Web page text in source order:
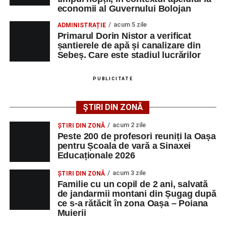
1 Mai, 8 Martie, Decebal, Dumbrava,
Energiei, Grădinilor, Industriilor, Liviu Rebreanu, Mihai
Eminescu, Progresului, Rozelor, Săsească, Simion
Bărnuțiu, Unirii, Zambilelor, Zorilor, Poarta Cimitir.
Bisericii, Scurtă, Ulița de Jos, Ulița de
RĂHĂU –Deasupra, Principală, Școlii.
Adaugă-ne ca sursă preferată
Urmărește-ne pe Google News
Ultimele știri din Sebeș
Primarul Dorin Nistor a subliniat că investițiile în
extinderea rețelelor de apă și canalizare sunt esențiale
pentru dezvoltarea municipiului și pentru creșterea
calității vieții locuitorilor din cartierul vizat. Acesta le-a
mulțumit cetățenilor pentru răbdarea și înțelegerea de
care dau dovadă pe perioada desfășurării lucrărilor, în
Conform estimărilor prezentate de edil, lucrările vor fi
finalizate până la sfârșitul lunii octombrie, urmând ca noile
rețele să fie puse în funcțiune. Administrația locală va
continua să monitorizeze îndeaproape fiecare etapă a
investiției, astfel încât lucrările să fie executate la
standardele prevăzute și să fie încheiate la termen.
Adaugă-ne ca sursă preferată
economii al Guvernului Bolojan
ADMINISTRAȚIE acum 5 zile
Primarul Dorin Nistor a verificat
șantierele de apă și canalizare din
Sebeș. Care este stadiul lucrărilor
PUBLICITATE
ȘTIRI DIN ZONĂ
ȘTIRI DIN ZONĂ acum 2 zile
Peste 200 de profesori reuniți la Oașa
pentru Școala de vară a Sinaxei
Educaționale 2026
ȘTIRI DIN ZONĂ acum 3 zile
Familie cu un copil de 2 ani, salvată
de jandarmii montani din Șugag după
ce s-a rătăcit în zona Oașa – Poiana
Muierii